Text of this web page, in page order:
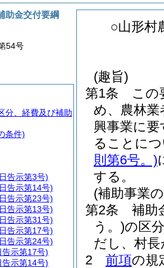
○山形村
(趣旨)
第1条
この
め、農林
興事業に
ることに
則第6号。)
する。
(補助事業
第2条
補助
う。)の区
だし、村
2
前項の規
助金交付要綱
54号
分、経費及び補助
条件)
告示第3号)
告示第14号)
告示第23号)
告示第13号)
告示第31号)
告示第17号)
告示第24号)
示第17号)
示第14号)